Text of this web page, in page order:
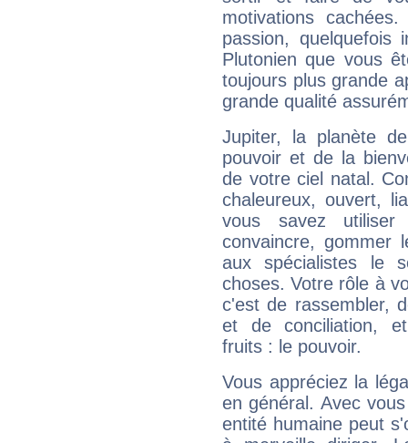
motivations
passion, quelquefois
Plutonien que vous
toujours plus grande
grande qualité
Jupiter, la planète
pouvoir et de la
de votre ciel natal.
chaleureux, ouvert,
vous savez
convaincre, gommer
aux spécialistes le
choses. Votre rôle à
c'est de rassembler,
et de conciliation,
fruits : le pouvoir.
Vous appréciez la
en général. Avec
entité humaine peut